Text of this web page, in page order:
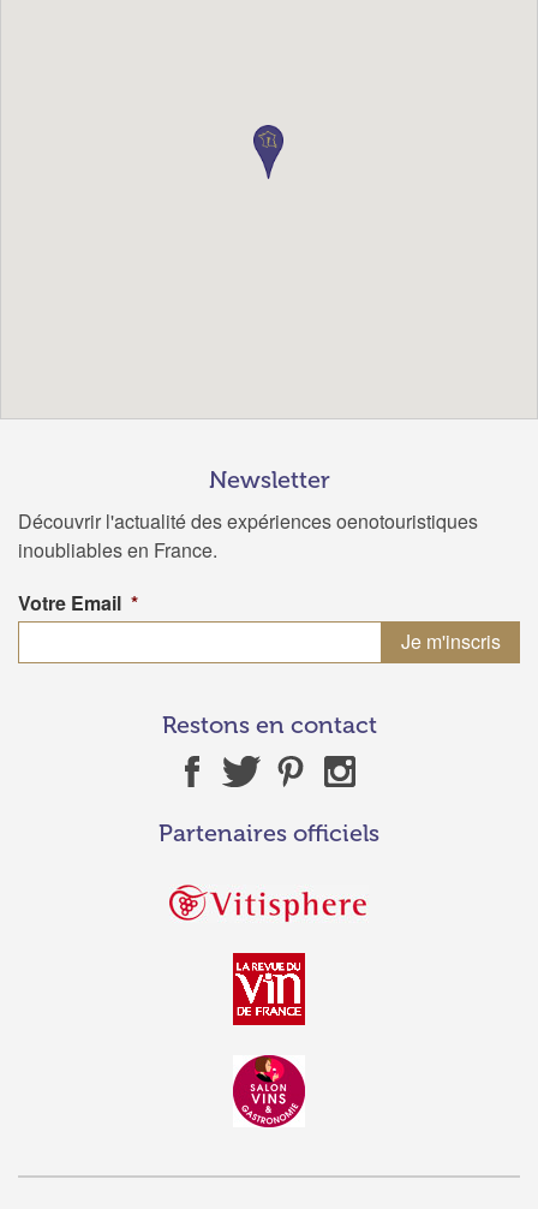
Newsletter
Découvrir l'actualité des expériences oenotouristiques
inoubliables en France.
Votre Email *
Restons en contact
Partenaires officiels